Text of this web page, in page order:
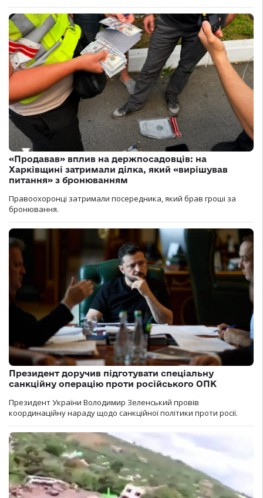
«Продавав» вплив на держпосадовців: на
Харківщині затримали ділка, який «вирішував
питання» з бронюванням
Правоохоронці затримали посередника, який брав гроші за
бронювання.
Президент доручив підготувати спеціальну
санкційну операцію проти російського ОПК
Президент України Володимир Зеленський провів
координаційну нараду щодо санкційної політики проти росії.